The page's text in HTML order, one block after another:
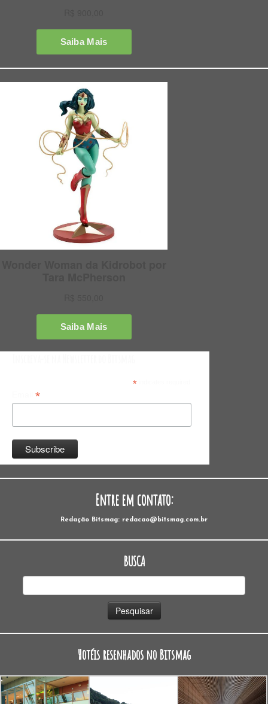
*indicates required
*
Entre em contato:
Redação Bitsmag: redacao@bitsmag.com.br
BUSCA
Hotéis resenhados no Bitsmag